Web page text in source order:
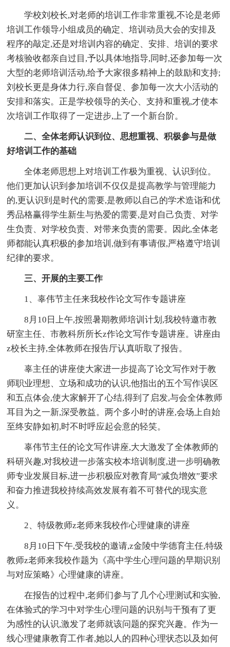
学校刘校长,对老师的培训工作非常重视,不论是老师
培训工作领导小组成员的确定、培训动员大会的安排及
程序的敲定,还是对培训内容的确定、安排、培训的要求
考核验收都亲自过目,予以具体地指导,同时,还参加每一次
大型的老师培训活动,给予大家很多精神上的鼓励和支持;
刘校长更是身体力行,亲自督促、参加每一次大小活动的
安排和落实。正是学校领导的关心、支持和重视,才使本
次培训工作取得了一定进步,上了一个新台阶。
二、全体老师认识到位、思想重视、积极参与是做
好培训工作的基础
全体老师思想上对培训工作极为重视、认识到位。
他们更加认识到参加培训不仅仅是提高教学与管理能力
的,更认识到是时代的需要,是教师以自己的学术造诣和优
秀品格赢得学生新生与热爱的需要,是对自己负责、对学
生负责、对学校负责、对带来负责的需要。因此,全体老
师都能认真积极的参加培训,做到有事请假,严格遵守培训
纪律的要求。
三、开展的主要工作
1、辜伟节主任来我校作论文写作专题讲座
8月10日上午,按照暑期教师培训计划,我校特邀市教
研室主任、市教科所所长z作论文写作专题讲座。讲座由
z校长主持,全体教师在报告厅认真听取了报告。
辜主任的讲座使大家进一步提高了论文写作对于教
师职业理想、立场和成功的认识,他指出的五个写作误区
和五点体会,使大家解开了心结,得到了启发,与会全体教师
耳目为之一新,深受教益。两个多小时的讲座,会场上自始
至终安静如初,时不时呼应起会意的轻笑。
辜伟节主任的论文写作讲座,大大激发了全体教师的
科研兴趣,对我校进一步落实校本培训制度,进一步明确教
师专业发展目标,进一步积极应对教育局“减负增效”要求
和奋力推进我校持续高效发展有着不可替代的现实意
义。
2、特级教师z老师来我校作心理健康的讲座
8月10日下午,受我校的邀请,z金陵中学德育主任,特级
教师z老师来我校作题为《高中学生心理问题的早期识别
与对应策略》心理健康的讲座。
在报告的过程中,老师们参与了几个心理测试和实验,
在体验式的学习中对学生心理问题的识别与干预有了更
为感性的认识,激发了老师就该问题的探究兴趣。作为一
线心理健康教育工作者,她以人的四种心理状态以及如何